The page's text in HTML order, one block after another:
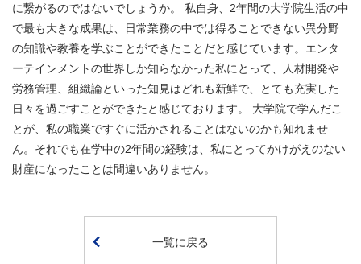
に繋がるのではないでしょうか。 私自身、2年間の大学院生活の中
で最も大きな成果は、日常業務の中では得ることできない異分野
の知識や教養を学ぶことができたことだと感じています。エンタ
ーテインメントの世界しか知らなかった私にとって、人材開発や
労務管理、組織論といった知見はどれも新鮮で、とても充実した
日々を過ごすことができたと感じております。 大学院で学んだこ
とが、私の職業ですぐに活かされることはないのかも知れませ
ん。それでも在学中の2年間の経験は、私にとってかけがえのない
財産になったことは間違いありません。
一覧に戻る